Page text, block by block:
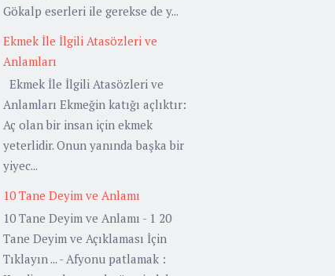
Gökalp eserleri ile gerekse de y...
Ekmek İle İlgili Atasözleri ve
Anlamları
Ekmek İle İlgili Atasözleri ve
Anlamları Ekmeğin katığı açlıktır:
Aç olan bir insan için ekmek
yeterlidir. Onun yanında başka bir
yiyec...
10 Tane Deyim ve Anlamı
10 Tane Deyim ve Anlamı - 1 20
Tane Deyim ve Açıklaması İçin
Tıklayın ... - Afyonu patlamak :